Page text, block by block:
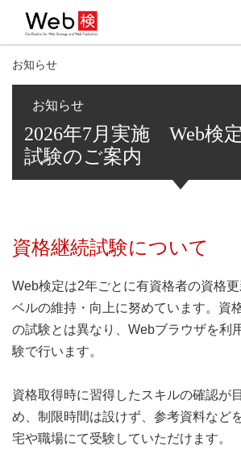
お知らせ
お知らせ
2026年7月実施 Web検
試験のご案内
資格継続試験について
Web検定は2年ごとに有資格者の資格
ベルの維持・向上に努めています。資
の試験とは異なり、Webブラウザを利
験で行います。
資格取得時に習得したスキルの確認が
め、制限時間は設けず、参考資料など
宅や職場にて受験していただけます。